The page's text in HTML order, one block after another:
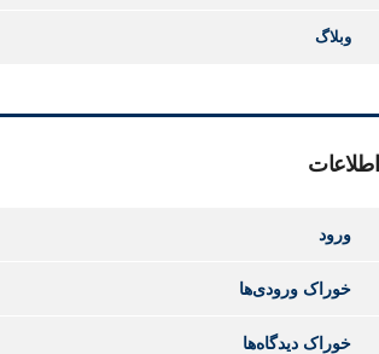
وبلاگ
اطلاعات
ورود
خوراک ورودی‌ها
خوراک دیدگاه‌ها